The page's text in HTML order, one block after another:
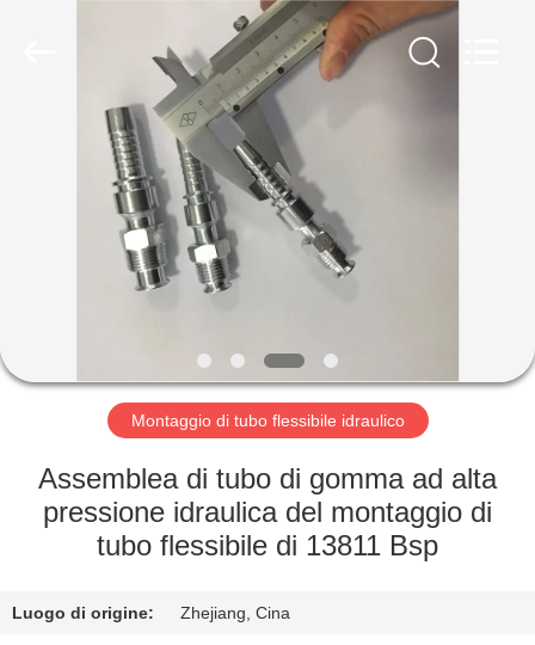
PRODOTTI
GIRO
DELLA
FABBRICA
CONTROLLO
QUALITÀ
Montaggio di tubo flessibile idraulico
Assemblea di tubo di gomma ad alta
pressione idraulica del montaggio di
tubo flessibile di 13811 Bsp
Luogo di origine: Zhejiang, Cina